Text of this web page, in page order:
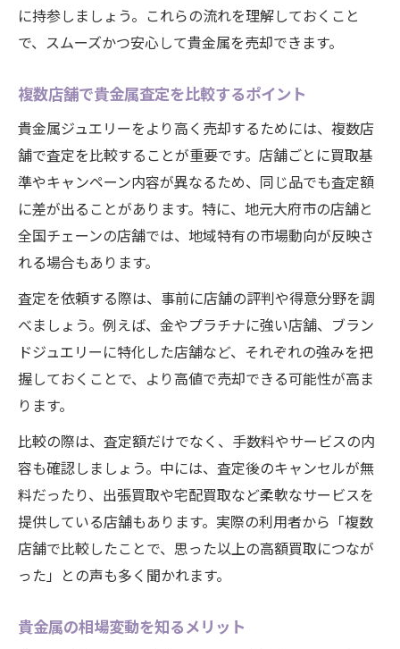
に持参しましょう。これらの流れを理解しておくこと
で、スムーズかつ安心して貴金属を売却できます。
複数店舗で貴金属査定を比較するポイント
貴金属ジュエリーをより高く売却するためには、複数店
舗で査定を比較することが重要です。店舗ごとに買取基
準やキャンペーン内容が異なるため、同じ品でも査定額
に差が出ることがあります。特に、地元大府市の店舗と
全国チェーンの店舗では、地域特有の市場動向が反映さ
れる場合もあります。
査定を依頼する際は、事前に店舗の評判や得意分野を調
べましょう。例えば、金やプラチナに強い店舗、ブラン
ドジュエリーに特化した店舗など、それぞれの強みを把
握しておくことで、より高値で売却できる可能性が高ま
ります。
比較の際は、査定額だけでなく、手数料やサービスの内
容も確認しましょう。中には、査定後のキャンセルが無
料だったり、出張買取や宅配買取など柔軟なサービスを
提供している店舗もあります。実際の利用者から「複数
店舗で比較したことで、思った以上の高額買取につなが
った」との声も多く聞かれます。
貴金属の相場変動を知るメリット